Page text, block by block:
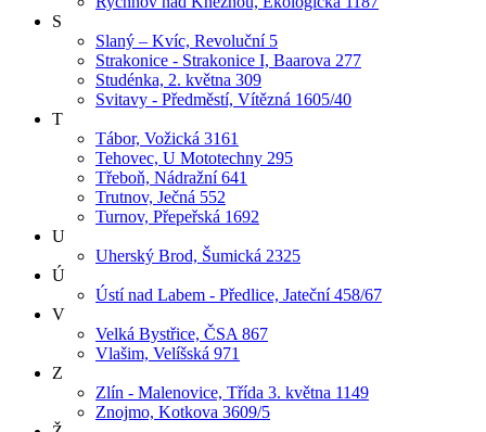
S
Slaný – Kvíc, Revoluční 5
Strakonice - Strakonice I, Baarova 277
Studénka, 2. května 309
Svitavy - Předměstí, Vítězná 1605/40
T
Tábor, Vožická 3161
Tehovec, U Mototechny 295
Třeboň, Nádražní 641
Trutnov, Ječná 552
Turnov, Přepeřská 1692
U
Uherský Brod, Šumická 2325
Ú
Ústí nad Labem - Předlice, Jateční 458/67
V
Velká Bystřice, ČSA 867
Vlašim, Velíšská 971
Z
Zlín - Malenovice, Třída 3. května 1149
Znojmo, Kotkova 3609/5